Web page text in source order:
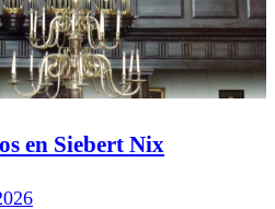
en Siebert Nix